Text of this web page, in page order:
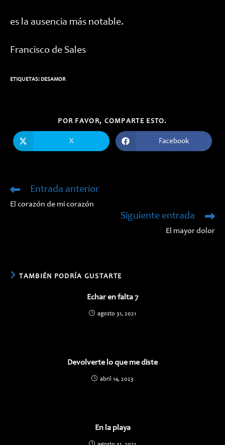
es la ausencia más notable.
Francisco de Sales
ETIQUETAS: DESAMOR
POR FAVOR, COMPARTE ESTO.
CONTENIDO
abre
X
Se
abre
Facebook
Leer
artículos
Entrada anterior
El corazón de mi corazón
Siguiente entrada
El mayor dolor
TAMBIÉN PODRÍA GUSTARTE
Echar en falta 7
agosto 31, 2021
Devolverte lo que me diste
abril 14, 2023
En la playa